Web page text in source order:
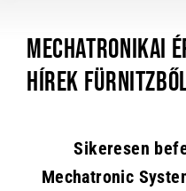
MECHATRONIKAI
HÍREK
Sikeresen
Mechatronic